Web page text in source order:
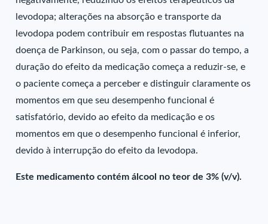
levodopa; alterações na absorção e transporte da
levodopa podem contribuir em respostas flutuantes na
doença de Parkinson, ou seja, com o passar do tempo, a
duração do efeito da medicação começa a reduzir-se, e
o paciente começa a perceber e distinguir claramente os
momentos em que seu desempenho funcional é
satisfatório, devido ao efeito da medicação e os
momentos em que o desempenho funcional é inferior,
devido à interrupção do efeito da levodopa.
Este medicamento contém álcool no teor de 3% (v/v).